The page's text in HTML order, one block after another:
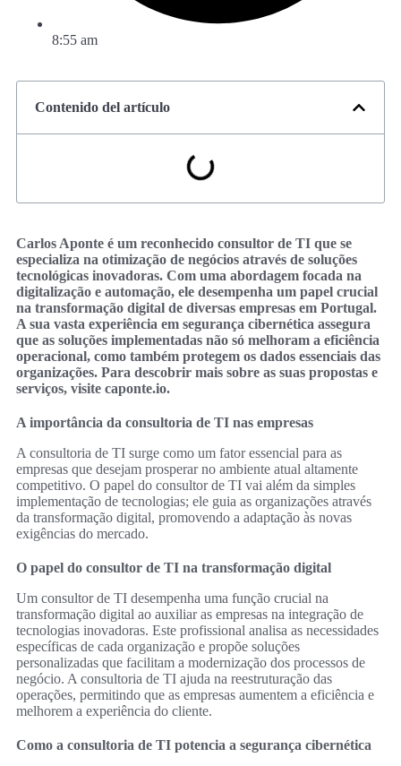
8:55 am
Contenido del artículo
Carlos Aponte é um reconhecido consultor de TI que se
especializa na otimização de negócios através de soluções
tecnológicas inovadoras. Com uma abordagem focada na
digitalização e automação, ele desempenha um papel crucial
na transformação digital de diversas empresas em Portugal.
A sua vasta experiência em segurança cibernética assegura
que as soluções implementadas não só melhoram a eficiência
operacional, como também protegem os dados essenciais das
organizações. Para descobrir mais sobre as suas propostas e
serviços, visite caponte.io.
A importância da consultoria de TI nas empresas
A consultoria de TI surge como um fator essencial para as
empresas que desejam prosperar no ambiente atual altamente
competitivo. O papel do consultor de TI vai além da simples
implementação de tecnologias; ele guia as organizações através
da transformação digital, promovendo a adaptação às novas
exigências do mercado.
O papel do consultor de TI na transformação digital
Um consultor de TI desempenha uma função crucial na
transformação digital ao auxiliar as empresas na integração de
tecnologias inovadoras. Este profissional analisa as necessidades
específicas de cada organização e propõe soluções
personalizadas que facilitam a modernização dos processos de
negócio. A consultoria de TI ajuda na reestruturação das
operações, permitindo que as empresas aumentem a eficiência e
melhorem a experiência do cliente.
Como a consultoria de TI potencia a segurança cibernética